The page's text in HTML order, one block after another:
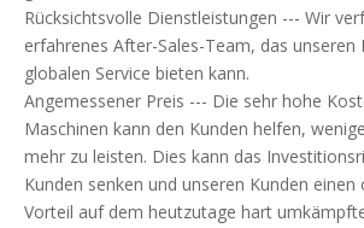
Rücksichtsvolle Dienstleistungen --- Wir
erfahrenes After-Sales-Team, das unseren
globalen Service bieten kann.
Angemessener Preis --- Die sehr hohe
Maschinen kann den Kunden helfen,
mehr zu leisten. Dies kann das
Kunden senken und unseren Kunden einen
Vorteil auf dem heutzutage hart